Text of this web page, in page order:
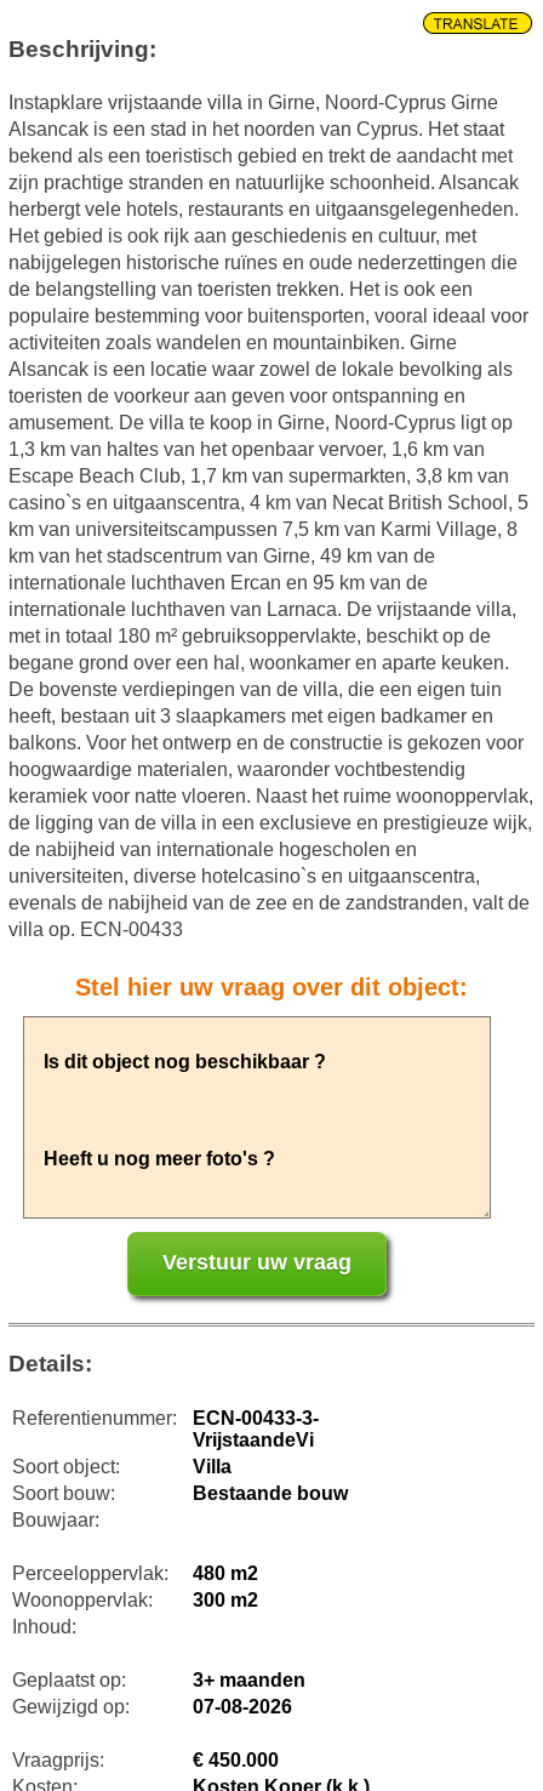
Beschrijving:
Instapklare vrijstaande villa in Girne, Noord-Cyprus Girne
Alsancak is een stad in het noorden van Cyprus. Het staat
bekend als een toeristisch gebied en trekt de aandacht met
zijn prachtige stranden en natuurlijke schoonheid. Alsancak
herbergt vele hotels, restaurants en uitgaansgelegenheden.
Het gebied is ook rijk aan geschiedenis en cultuur, met
nabijgelegen historische ruïnes en oude nederzettingen die
de belangstelling van toeristen trekken. Het is ook een
populaire bestemming voor buitensporten, vooral ideaal voor
activiteiten zoals wandelen en mountainbiken. Girne
Alsancak is een locatie waar zowel de lokale bevolking als
toeristen de voorkeur aan geven voor ontspanning en
amusement. De villa te koop in Girne, Noord-Cyprus ligt op
1,3 km van haltes van het openbaar vervoer, 1,6 km van
Escape Beach Club, 1,7 km van supermarkten, 3,8 km van
casino`s en uitgaanscentra, 4 km van Necat British School, 5
km van universiteitscampussen 7,5 km van Karmi Village, 8
km van het stadscentrum van Girne, 49 km van de
internationale luchthaven Ercan en 95 km van de
internationale luchthaven van Larnaca. De vrijstaande villa,
met in totaal 180 m² gebruiksoppervlakte, beschikt op de
begane grond over een hal, woonkamer en aparte keuken.
De bovenste verdiepingen van de villa, die een eigen tuin
heeft, bestaan uit 3 slaapkamers met eigen badkamer en
balkons. Voor het ontwerp en de constructie is gekozen voor
hoogwaardige materialen, waaronder vochtbestendig
keramiek voor natte vloeren. Naast het ruime woonoppervlak,
de ligging van de villa in een exclusieve en prestigieuze wijk,
de nabijheid van internationale hogescholen en
universiteiten, diverse hotelcasino`s en uitgaanscentra,
evenals de nabijheid van de zee en de zandstranden, valt de
villa op. ECN-00433
Stel hier uw vraag over dit object:
Details:
Referentienummer:
ECN-00433-3-
VrijstaandeVi
Soort object:
Villa
Soort bouw:
Bestaande bouw
Bouwjaar:
Perceeloppervlak:
480 m2
Woonoppervlak:
300 m2
Inhoud:
Geplaatst op:
3+ maanden
Gewijzigd op:
07-08-2026
Vraagprijs:
€ 450.000